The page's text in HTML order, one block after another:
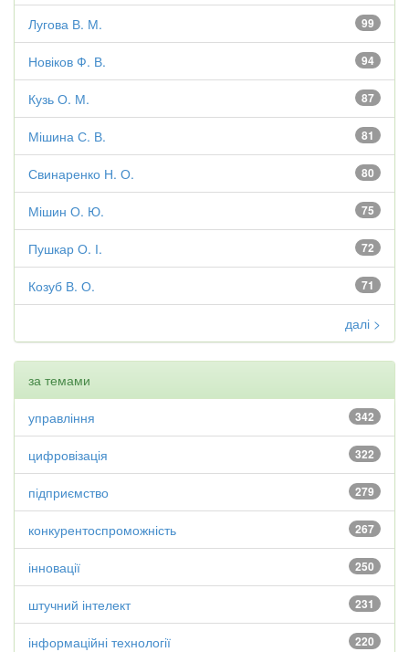
99
Лугова В. М.
94
Новіков Ф. В.
87
Кузь О. М.
81
Мішина С. В.
80
Свинаренко Н. О.
75
Мішин О. Ю.
72
Пушкар О. І.
71
Козуб В. О.
далі >
за темами
342
управління
322
цифровізація
279
підприємство
267
конкурентоспроможність
250
інновації
231
штучний інтелект
220
інформаційні технології